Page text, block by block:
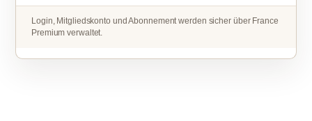
Login, Mitgliedskonto und Abonnement werden sicher über France
Premium verwaltet.